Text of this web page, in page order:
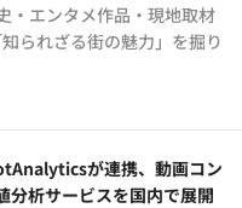
・エンタメ作品・現地取材
られざる街の魅力」を掘り
が連携、動画コン
分析サービスを国内で展開